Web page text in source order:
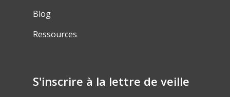
Blog
Ressources
S'inscrire à la lettre de veille